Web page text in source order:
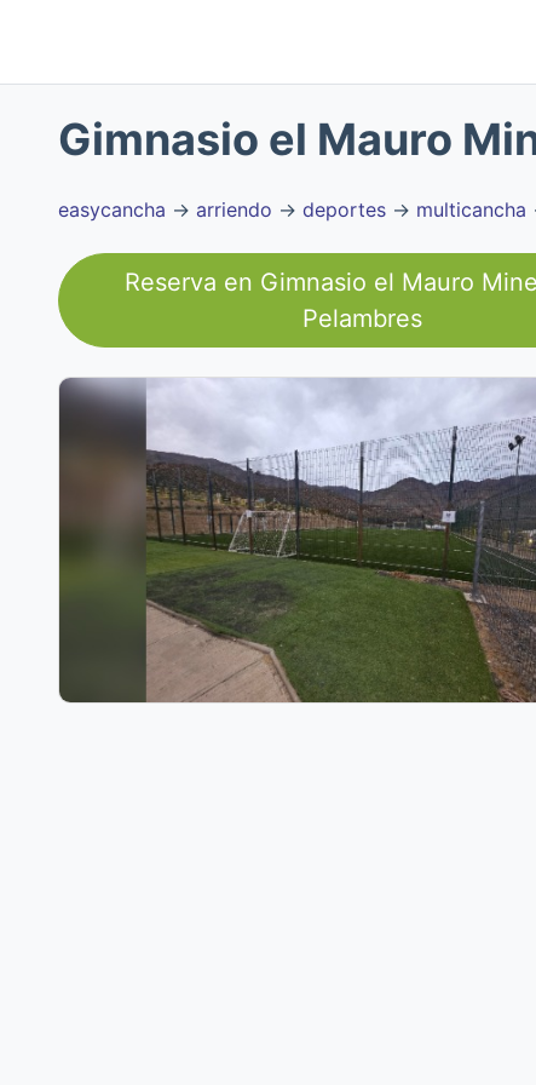
Gimnasio el Mauro
easycancha → arriendo → deportes → multicancha
Reserva en Gimnasio el Mauro
Pelambres